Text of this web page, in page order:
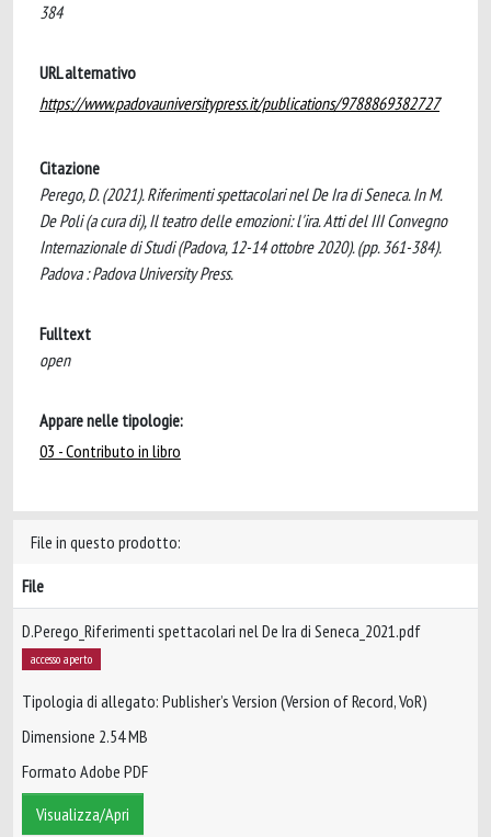
384
URL alternativo
https://www.padovauniversitypress.it/publications/9788869382727
Citazione
Perego, D. (2021). Riferimenti spettacolari nel De Ira di Seneca. In M.
De Poli (a cura di), Il teatro delle emozioni: l'ira. Atti del III Convegno
Internazionale di Studi (Padova, 12-14 ottobre 2020). (pp. 361-384).
Padova : Padova University Press.
Fulltext
open
Appare nelle tipologie:
03 - Contributo in libro
File in questo prodotto:
File
D.Perego_Riferimenti spettacolari nel De Ira di Seneca_2021.pdf
accesso aperto
Tipologia di allegato: Publisher’s Version (Version of Record, VoR)
Dimensione 2.54 MB
Formato Adobe PDF
Visualizza/Apri